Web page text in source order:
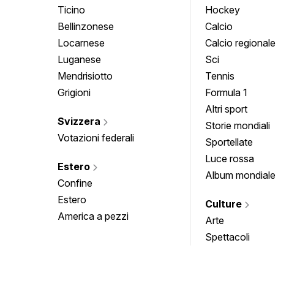
Ticino
Bellinzonese
Locarnese
Luganese
Mendrisiotto
Grigioni
Svizzera
Votazioni federali
Estero
Confine
Estero
America a pezzi
Hockey
Calcio
Calcio regionale
Sci
Tennis
Formula 1
Altri sport
Storie mondiali
Sportellate
Luce rossa
Album mondiale
Culture
Arte
Spettacoli